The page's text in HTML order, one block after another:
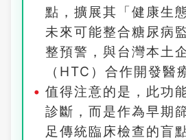
點，擴展其「健康生
未來可能整合糖尿病
整預警，與台灣本土
（HTC）合作開發醫
值得注意的是，此功
診斷，而是作為早期
足傳統臨床檢查的盲